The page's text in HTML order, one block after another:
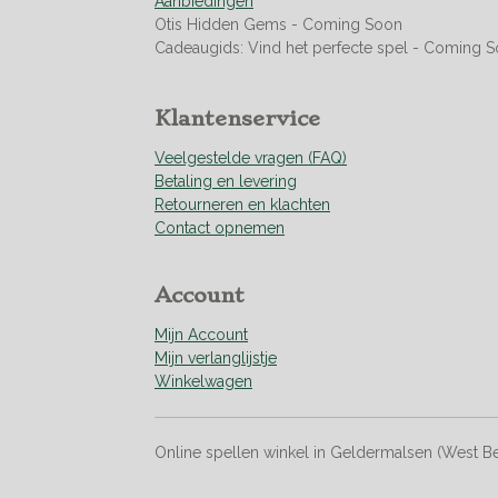
4
2
2
5
2
1
s
t
e
n
Otis Hidden Gems - Coming Soon
Cadeaugids: Vind het perfecte spel - Coming
Klantenservice
Veelgestelde vragen (FAQ)
Betaling en levering
Retourneren en klachten
Contact opnemen
Account
Mijn Account
Mijn verlanglijstje
Winkelwagen
Online spellen winkel in Geldermalsen (West